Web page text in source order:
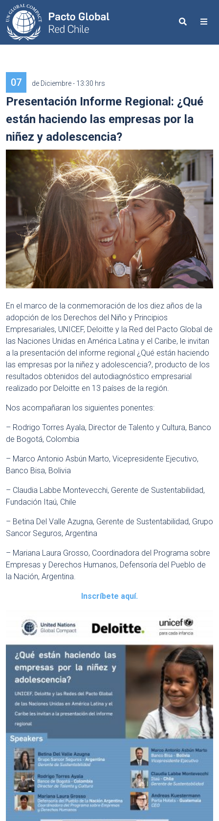
Search
07 de Diciembre - 13:30 hrs
Presentación Informe Regional: ¿Qué
están haciendo las empresas por la
niñez y adolescencia?
En el marco de la conmemoración de los diez años de la
adopción de los Derechos del Niño y Principios
Empresariales, UNICEF, Deloitte y la Red del Pacto Global de
las Naciones Unidas en América Latina y el Caribe, le invitan
a la presentación del informe regional ¿Qué están haciendo
las empresas por la niñez y adolescencia?, producto de los
resultados obtenidos del autodiagnóstico empresarial
realizado por Deloitte en 13 países de la región.
Nos acompañaran los siguientes ponentes:
– Rodrigo Torres Ayala, Director de Talento y Cultura, Banco
de Bogotá, Colombia
– Marco Antonio Asbún Marto, Vicepresidente Ejecutivo,
Banco Bisa, Bolivia
– Claudia Labbe Montevecchi, Gerente de Sustentabilidad,
Fundación Itaú, Chile
– Betina Del Valle Azugna, Gerente de Sustentabilidad, Grupo
Sancor Seguros, Argentina
– Mariana Laura Grosso, Coordinadora del Programa sobre
Empresas y Derechos Humanos, Defensoría del Pueblo de
la Nación, Argentina.
Inscríbete aquí.